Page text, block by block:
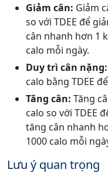
Giảm cân: Giảm
so với TDEE để
cân nhanh hơn 1
calo mỗi ngày.
Duy trì cân nặng:
calo bằng TDEE
Tăng cân: Tăng
calo so với TDEE
tăng cân nhanh
1000 calo mỗi
Lưu ý quan trọng